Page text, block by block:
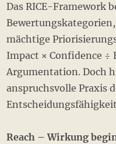
Das RICE-Framework
mächtige
Impact × Confidence
Argumentation. Doch
anspruchsvolle Praxis
Reach – Wirkung